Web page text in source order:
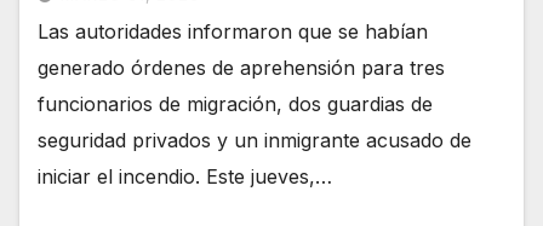
Las autoridades informaron que se habían
generado órdenes de aprehensión para tres
funcionarios de migración, dos guardias de
seguridad privados y un inmigrante acusado de
iniciar el incendio. Este jueves,…